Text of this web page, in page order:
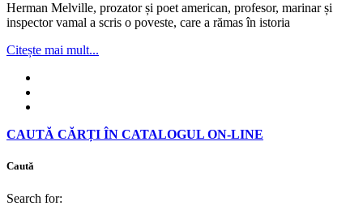
Herman Melville, prozator și poet american, profesor, marinar și
inspector vamal a scris o poveste, care a rămas în istoria
Citește mai mult...
CAUTĂ CĂRȚI ÎN CATALOGUL ON-LINE
Caută
Search for: